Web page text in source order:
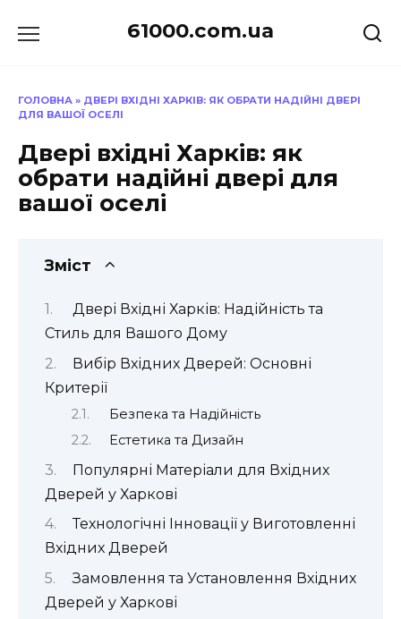
до
61000.com.ua
ГОЛОВНА » ДВЕРІ ВХІДНІ ХАРКІВ: ЯК ОБРАТИ НАДІЙНІ ДВЕРІ
ДЛЯ ВАШОЇ ОСЕЛІ
Двері вхідні Харків: як
обрати надійні двері для
вашої оселі
Зміст
Двері Вхідні Харків: Надійність та
Стиль для Вашого Дому
Вибір Вхідних Дверей: Основні
Критерії
Безпека та Надійність
Естетика та Дизайн
Популярні Матеріали для Вхідних
Дверей у Харкові
Технологічні Інновації у Виготовленні
Вхідних Дверей
Замовлення та Установлення Вхідних
Дверей у Харкові